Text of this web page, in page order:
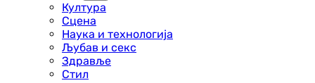
Култура
Сцена
Наука и технологија
Љубав и секс
Здравље
Стил